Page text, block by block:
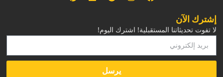
إشترك الآن
لا تفوت تحديثاتنا المستقبلية! اشترك اليوم!
يرسل